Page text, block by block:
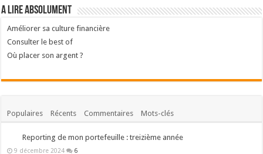
A lire absolument
Améliorer sa culture financière
Consulter le best of
Où placer son argent ?
Populaires Récents Commentaires Mots-clés
Reporting de mon portefeuille : treizième année
9 décembre 2024 6